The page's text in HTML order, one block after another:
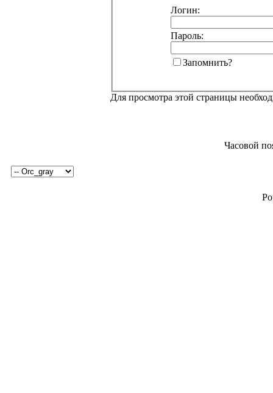
Логин:
Пароль:
Запомнить?
Для просмотра этой страницы
Часовой